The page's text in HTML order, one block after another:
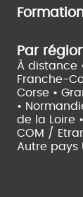
Par
À distance
Franche-
Corse •
•
de la Loire •
COM /
Autre pays